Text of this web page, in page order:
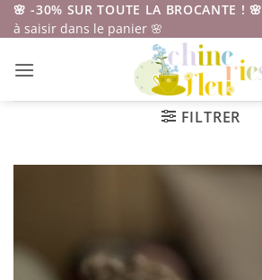
Passer
au
🌸 -30% SUR TOUTE LA BROCANTE ! 🌸
à saisir dans le panier 🌸
FILTRER